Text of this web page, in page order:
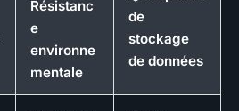
Résistanc
e
environne
mentale
de
stockage
de données